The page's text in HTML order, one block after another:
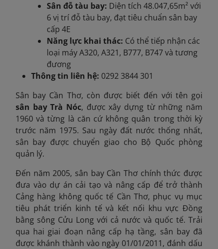
Sân đỗ tàu bay: Diện tích 48.047,65m² với
6 vị trí đỗ tàu bay, đạt tiêu chuẩn sân bay
cấp 4E
Năng lực khai thác: Có thể tiếp nhận các
loại máy A320, A321, B777, B747 và tương
đương
Thông tin liên hệ: 0292 3844 301
Sân bay Cần Thơ, còn được biết đến với tên gọi
sân bay Trà Nóc, được xây dựng từ những năm
1960 và từng là căn cứ không quân trong thời kỳ
trước năm 1975. Sau ngày đất nước thống nhất,
sân bay được chuyển giao cho Bộ Quốc phòng
quản lý.
Đến năm 2005, sân bay Cần Thơ chính thức được
đưa vào dự án cải tạo và nâng cấp để trở thành
Cảng hàng không quốc tế Cần Thơ, phục vụ mục
tiêu phát triển kinh tế và kết nối khu vực Đồng
bằng sông Cửu Long với cả nước và quốc tế. Trải
qua hai giai đoạn nâng cấp hạ tầng, sân bay đã
được khánh thành vào ngày 01/01/2011, đánh dấu